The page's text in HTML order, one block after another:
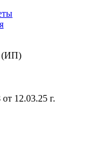
(ИП)
12.03.25 г.